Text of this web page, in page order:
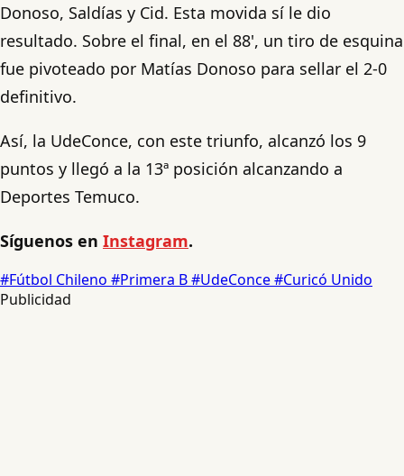
Donoso, Saldías y Cid. Esta movida sí le dio
resultado. Sobre el final, en el 88', un tiro de esquina
fue pivoteado por Matías Donoso para sellar el 2-0
definitivo.
Así, la UdeConce, con este triunfo, alcanzó los 9
puntos y llegó a la 13ª posición alcanzando a
Deportes Temuco.
Síguenos en Instagram.
#Fútbol Chileno #Primera B#UdeConce#Curicó Unido
Publicidad